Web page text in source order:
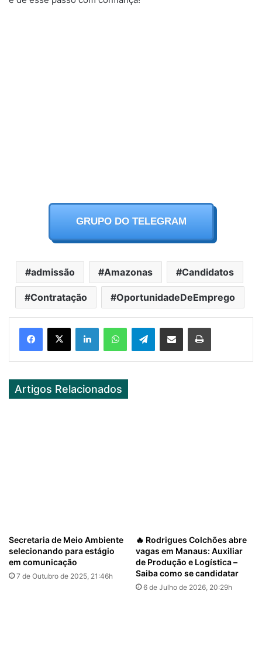
GRUPO DO TELEGRAM
admissão Amazonas Candidatos
Contratação OportunidadeDeEmprego
Telegram
Artigos Relacionados
Secretaria de Meio Ambiente
selecionando para estágio
em comunicação
7 de Outubro de 2025, 21:46h
🔥 Rodrigues Colchões abre
vagas em Manaus: Auxiliar
de Produção e Logística –
Saiba como se candidatar
6 de Julho de 2026, 20:29h